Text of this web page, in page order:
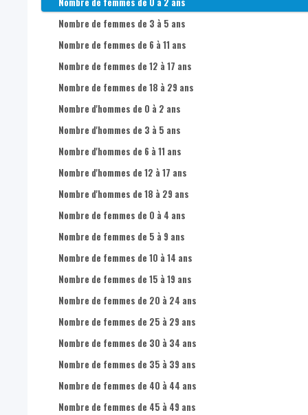
Nombre de femmes dans la population totale
Part d'hommes dans la population totale
Part de femmes dans la population totale
Nombre d'hommes de 0-17 ans dans la population totale
Nombre d'hommes de 18-24 ans dans la population totale
Nombre d'hommes de 25-49 ans dans la population totale
Nombre d'hommes de 50-64 ans dans la population totale
Nombre d'hommes de 65 ans + dans la population totale
Nombre de femmes de 0-17 ans dans la population totale
Nombre de femmes de 18-24 ans dans la population totale
Nombre de femmes de 25-49 ans dans la population totale
Nombre de femmes de 50-64 ans dans la population totale
Nombre de femmes de 65 ans + dans la population totale
Nombre de femmes de 3 à 5 ans
Nombre de femmes de 6 à 11 ans
Nombre de femmes de 12 à 17 ans
Nombre de femmes de 18 à 29 ans
Nombre d'hommes de 0 à 2 ans
Nombre d'hommes de 3 à 5 ans
Nombre d'hommes de 6 à 11 ans
Nombre d'hommes de 12 à 17 ans
Nombre d'hommes de 18 à 29 ans
Nombre de femmes de 0 à 4 ans
Nombre de femmes de 5 à 9 ans
Nombre de femmes de 10 à 14 ans
Nombre de femmes de 15 à 19 ans
Nombre de femmes de 20 à 24 ans
Nombre de femmes de 25 à 29 ans
Nombre de femmes de 30 à 34 ans
Nombre de femmes de 35 à 39 ans
Nombre de femmes de 40 à 44 ans
Nombre de femmes de 45 à 49 ans